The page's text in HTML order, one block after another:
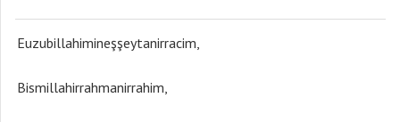
Euzubillahimineşşeytanirracim,
Bismillahirrahmanirrahim,